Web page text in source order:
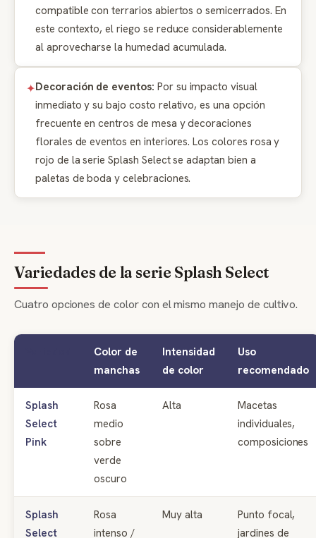
compatible con terrarios abiertos o semicerrados. En
este contexto, el riego se reduce considerablemente
al aprovecharse la humedad acumulada.
Decoración de eventos: Por su impacto visual
inmediato y su bajo costo relativo, es una opción
frecuente en centros de mesa y decoraciones
florales de eventos en interiores. Los colores rosa y
rojo de la serie Splash Select se adaptan bien a
paletas de boda y celebraciones.
Variedades de la serie Splash Select
Cuatro opciones de color con el mismo manejo de cultivo.
Color de
manchas
Intensidad
de color
Uso
recomendado
Splash
Select
Pink
Rosa
medio
sobre
verde
oscuro
Alta
Macetas
individuales,
composiciones
Splash
Select
Rosa
intenso /
Muy alta
Punto focal,
jardines de